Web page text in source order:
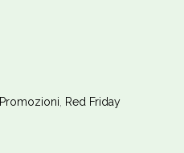
Promozioni Red Friday